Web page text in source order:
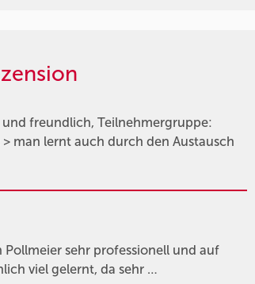
freundlich, Teilnehmergruppe:
man lernt auch durch den Austausch
sehr professionell und auf
viel gelernt, da sehr …